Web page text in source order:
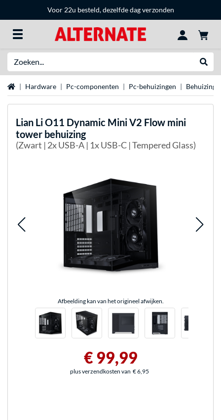
Voor 22u besteld, dezelfde dag verzonden
Home Hardware Pc-componenten Pc-behuizingen Behuizing
Lian LiO11 Dynamic Mini V2 Flow mini
tower behuizing
(Zwart | 2x USB-A | 1x USB-C | Tempered Glass)
Afbeelding kan van het origineel afwijken.
€ 99,99
plus verzendkosten van € 6,95